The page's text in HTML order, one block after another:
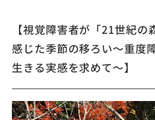
【視覚障害者が「21世紀
感じた季節の移ろい〜重度
生きる実感を求めて〜】